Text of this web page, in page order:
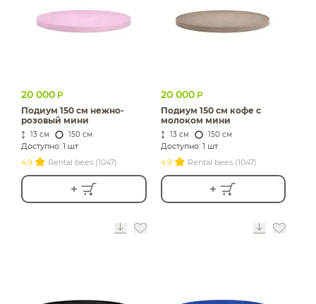
20 000 Р
Подиум 150 см нежно-
розовый мини
13 см 150 см
Доступно: 1 шт
4.9
Rental bees (1047)
20 000 Р
Подиум 150 см кофе с
молоком мини
13 см 150 см
Доступно: 1 шт
4.9
Rental bees (1047)